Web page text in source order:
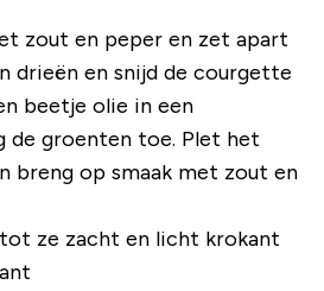
zout en peper en zet apart
drieën en snijd de courgette
beetje olie in een
de groenten toe. Plet het
breng op smaak met zout en
ze zacht en licht krokant